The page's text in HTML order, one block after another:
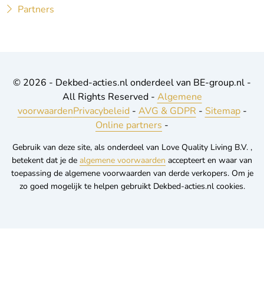
Partners
© 2026 - Dekbed-acties.nl onderdeel van BE-group.nl -
All Rights Reserved - Algemene
voorwaardenPrivacybeleid- AVG & GDPR - Sitemap-
Online partners -
Gebruik van deze site, als onderdeel van Love Quality Living B.V. ,
betekent dat je de algemene voorwaarden accepteert en waar van
toepassing de algemene voorwaarden van derde verkopers. Om je
zo goed mogelijk te helpen gebruikt Dekbed-acties.nl cookies.